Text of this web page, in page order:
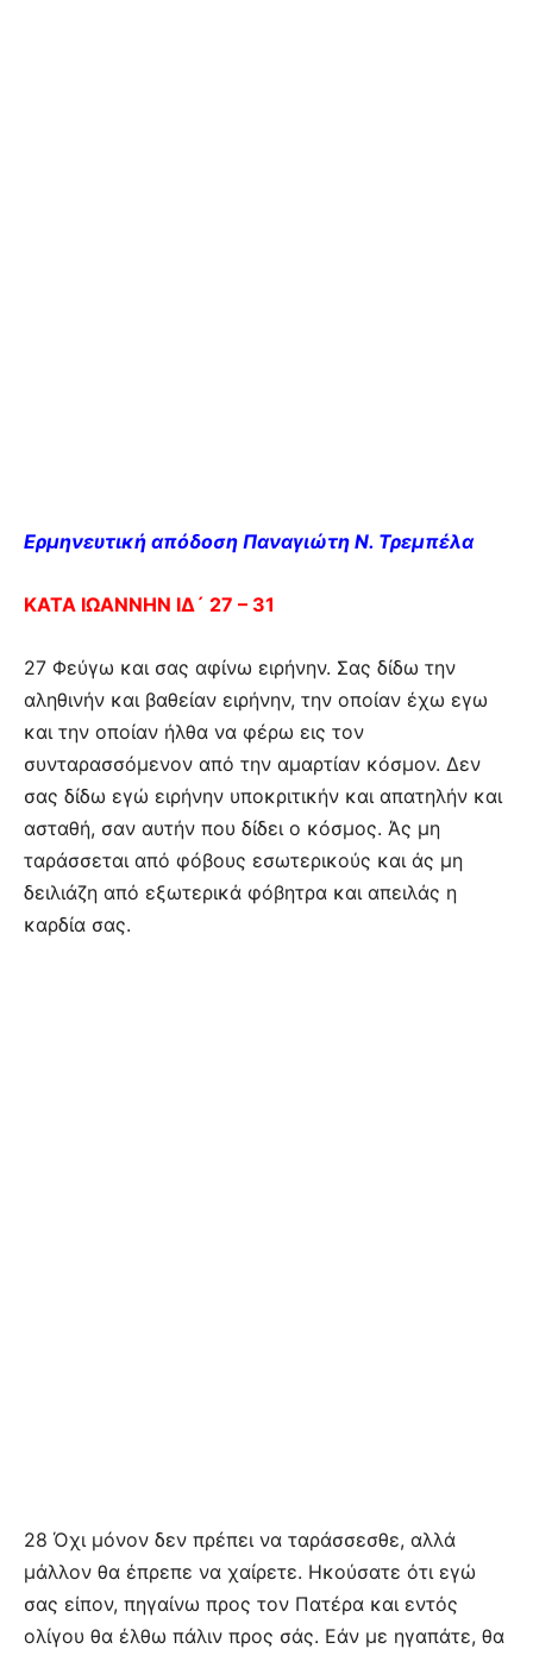
Ερμηνευτική απόδοση Παναγιώτη Ν. Τρεμπέλα
ΚΑΤΑ ΙΩΑΝΝΗΝ ΙΔ´ 27 – 31
27 Φεύγω και σας αφίνω ειρήνην. Σας δίδω την
αληθινήν και βαθείαν ειρήνην, την οποίαν έχω εγω
και την οποίαν ήλθα να φέρω εις τον
συνταρασσόμενον από την αμαρτίαν κόσμον. Δεν
σας δίδω εγώ ειρήνην υποκριτικήν και απατηλήν και
ασταθή, σαν αυτήν που δίδει ο κόσμος. Άς μη
ταράσσεται από φόβους εσωτερικούς και άς μη
δειλιάζη από εξωτερικά φόβητρα και απειλάς η
καρδία σας.
28 Όχι μόνον δεν πρέπει να ταράσσεσθε, αλλά
μάλλον θα έπρεπε να χαίρετε. Ηκούσατε ότι εγώ
σας είπον, πηγαίνω προς τον Πατέρα και εντός
ολίγου θα έλθω πάλιν προς σάς. Εάν με ηγαπάτε, θα